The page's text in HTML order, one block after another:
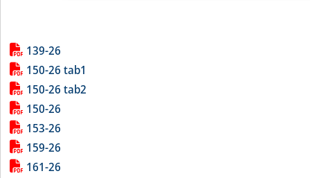
Lista allegati PDF alla notizia
139-26
150-26 tab1
150-26 tab2
150-26
153-26
159-26
161-26